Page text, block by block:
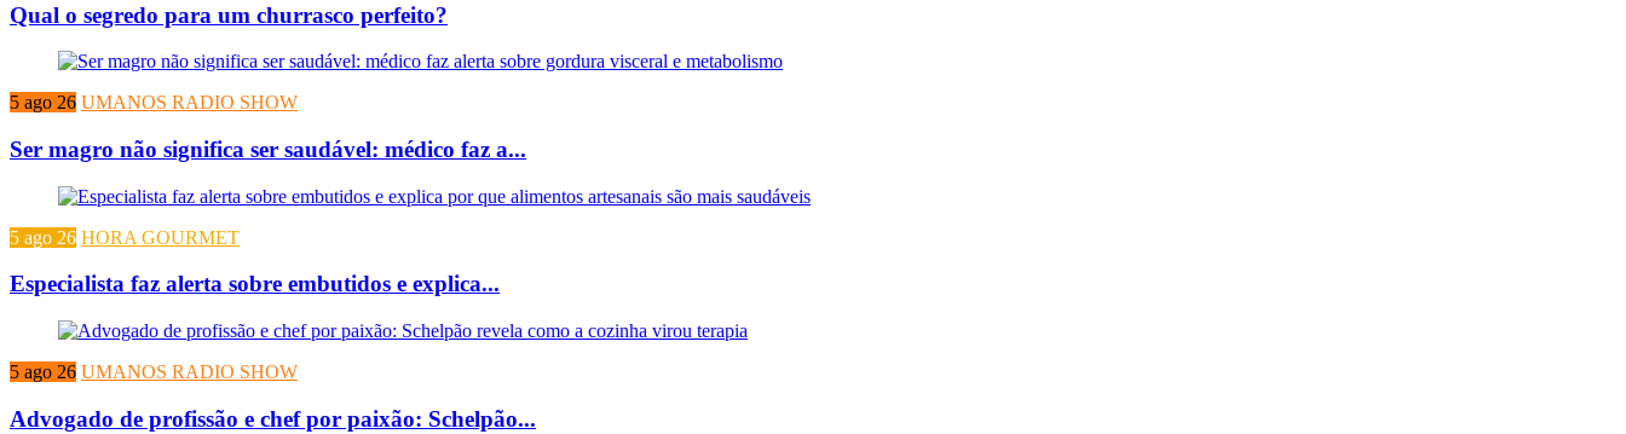
Qual o segredo para um churrasco perfeito?
5 ago 26 UMANOS RADIO SHOW
Ser magro não significa ser saudável: médico faz a...
5 ago 26 HORA GOURMET
Especialista faz alerta sobre embutidos e explica...
5 ago 26 UMANOS RADIO SHOW
Advogado de profissão e chef por paixão: Schelpão...